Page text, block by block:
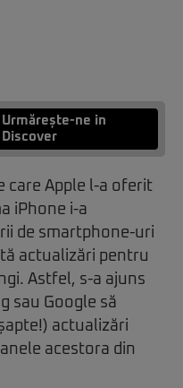
Urmărește-ne in
Discover
care Apple l-a oferit
iPhone i-a
de smartphone-uri
actualizări pentru
Astfel, s-a ajuns
sau Google să
actualizări
acestora din